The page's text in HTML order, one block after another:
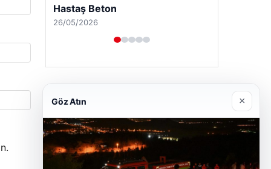
Enes Kaplan Avukatlık Bürosu
28/04/2026
Göz Atın ×